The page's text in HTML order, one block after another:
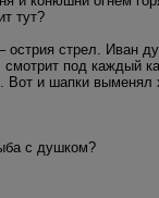
тут?
стрел. Иван
под каждый
и шапки
с душком?